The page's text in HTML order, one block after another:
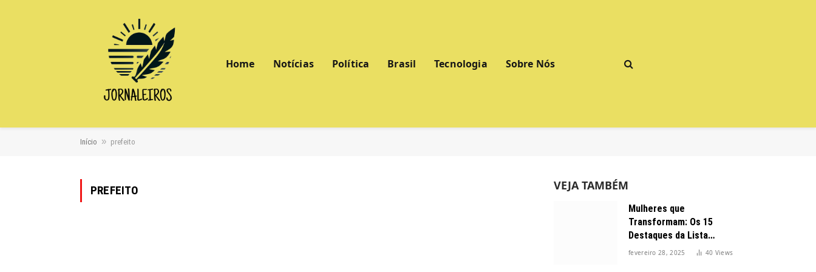
Home Notícias Política Brasil Tecnologia Sobre Nós
Início » prefeito
PREFEITO VEJA TAMBÉM
Mulheres que
Transformam: Os 15
Destaques da Lista
Forbes 2025 no Brasil
fevereiro 28, 2025 40 Views